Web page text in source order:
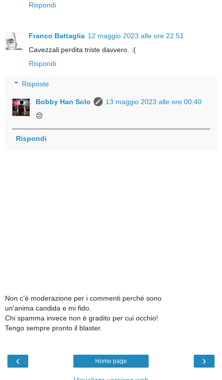
Rispondi
Franco Battaglia 12 maggio 2023 alle ore 22:51
Cavezzali perdita triste davvero. :(
Rispondi
Risposte
Bobby Han Solo
13 maggio 2023 alle ore 00:40
😔
Rispondi
Non c'è moderazione per i commenti perché sono
un'anima candida e mi fido.
Chi spamma invece non è gradito per cui occhio!
Tengo sempre pronto il blaster.
‹ ›
Home page